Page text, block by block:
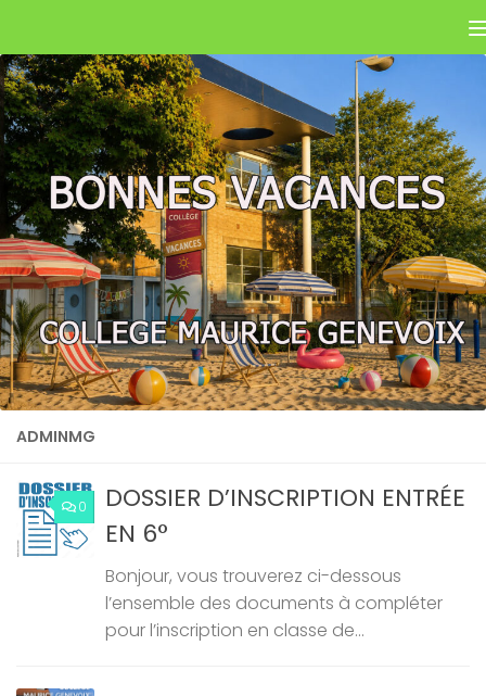
ADMINMG
0
DOSSIER D’INSCRIPTION ENTRÉE
EN 6°
Bonjour, vous trouverez ci-dessous
l’ensemble des documents à compléter
pour l’inscription en classe de...